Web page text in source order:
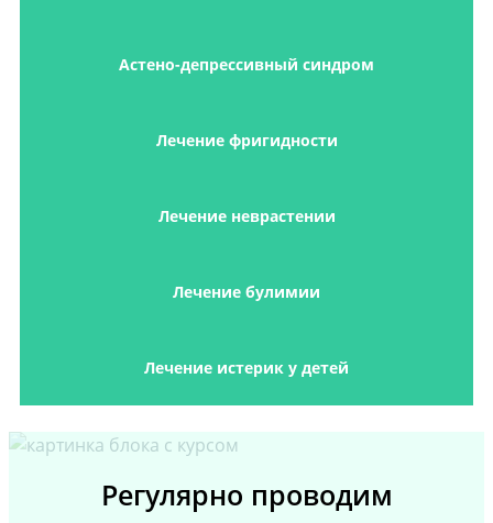
Астено-депрессивный синдром
Лечение фригидности
Лечение неврастении
Лечение булимии
Лечение истерик у детей
Регулярно проводим